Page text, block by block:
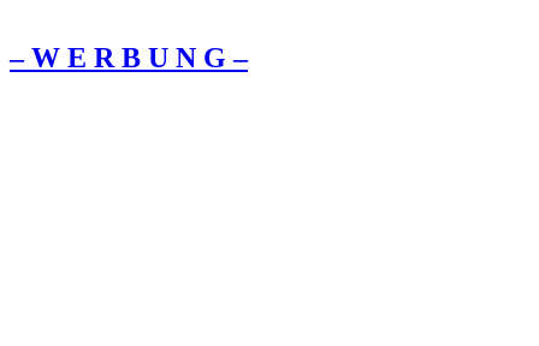
– W Ε R Β U Ν G –